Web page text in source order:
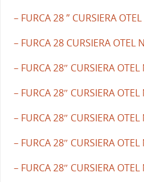
– FURCA 28 ” CURSIERA
– FURCA 28 CURSIERA OTEL
– FURCA 28″ CURSIERA OTEL
– FURCA 28″ CURSIERA OTEL
– FURCA 28″ CURSIERA OTEL
– FURCA 28″ CURSIERA OTEL
– FURCA 28″ CURSIERA OTEL